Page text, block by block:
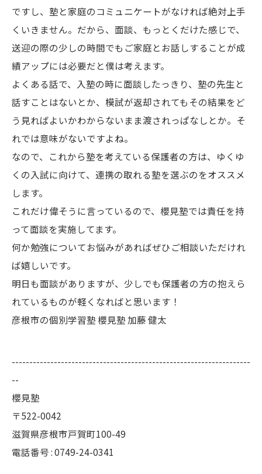
ですし、塾と家庭のコミュニケートがなければ絶対上手
くいきません。だから、面談、もっとくだけた感じで、
送迎の際の少しの時間でもご家庭とお話しすることが成
績アップには必要だと僕は考えます。
よくある話で、入塾の時に面談したっきり、塾の先生と
話すことはないとか、模試が返却されてもその結果をど
う見ればよいかわからないまま渡されっぱなしとか。そ
れでは意味がないですよね。
なので、これから塾を考えている保護者の方は、ゆくゆ
くの入試に向けて、連携の取れる塾を選ぶのをオススメ
します。
これだけ偉そうに言っているので、櫻見塾では責任を持
って面談を実施してます。
何か勉強についてお悩みがあればぜひご相談いただけれ
ば嬉しいです。
明日も面談がありますが、少しでも保護者の方の抱えら
れているものが軽くなればと思います！
彦根市の個別学習塾 櫻見塾 加藤 健太
--------------------------------------------------------------------
--
櫻見塾
〒522-0042
滋賀県彦根市戸賀町100-49
電話番号 : 0749-24-0341